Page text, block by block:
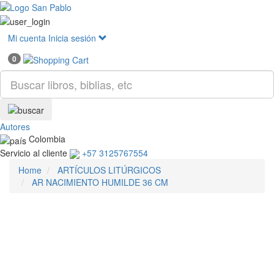
Mi cuenta Inicia sesión
0
Autores
Colombia
Servicio al cliente
+57 3125767554
Home
ARTÍCULOS LITÚRGICOS
AR NACIMIENTO HUMILDE 36 CM